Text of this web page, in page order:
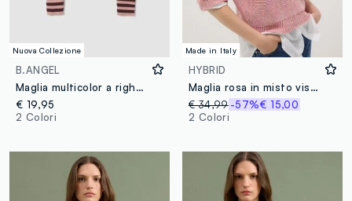
Nuova Collezione
B.ANGEL
Maglia multicolor a righe in misto viscosa colletto polo fitted
€ 19,95
2 Colori
Made in Italy
HYBRID
Maglia rosa in misto viscosa
€ 34,99 -57%€ 15,00
2 Colori